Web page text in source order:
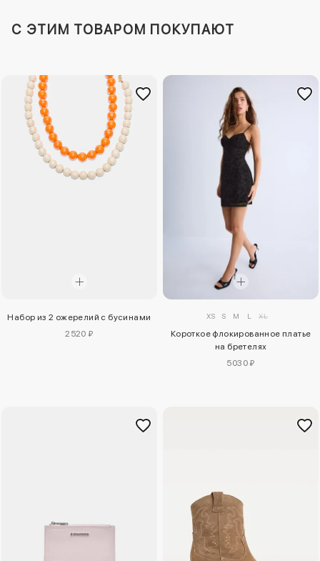
C ЭТИМ ТОВАРОМ ПОКУПАЮТ
Набор из 2 ожерелий с бусинами
2520 ₽
XS S M L XL
Короткое флокированное платье
на бретелях
5030 ₽